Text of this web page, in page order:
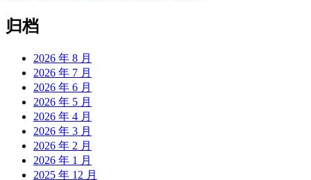
归档
2026 年 8 月
2026 年 7 月
2026 年 6 月
2026 年 5 月
2026 年 4 月
2026 年 3 月
2026 年 2 月
2026 年 1 月
2025 年 12 月